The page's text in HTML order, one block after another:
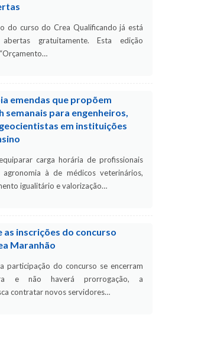
do curso do Crea Qualificando já está
gratuitamente. Esta edição
emendas que propõem
semanais para engenheiros,
em instituições
carga horária de profissionais
à de médicos veterinários,
igualitário e valorização…
as inscrições do concurso
Maranhão
participação do concurso se encerram
e não haverá prorrogação, a
contratar novos servidores…